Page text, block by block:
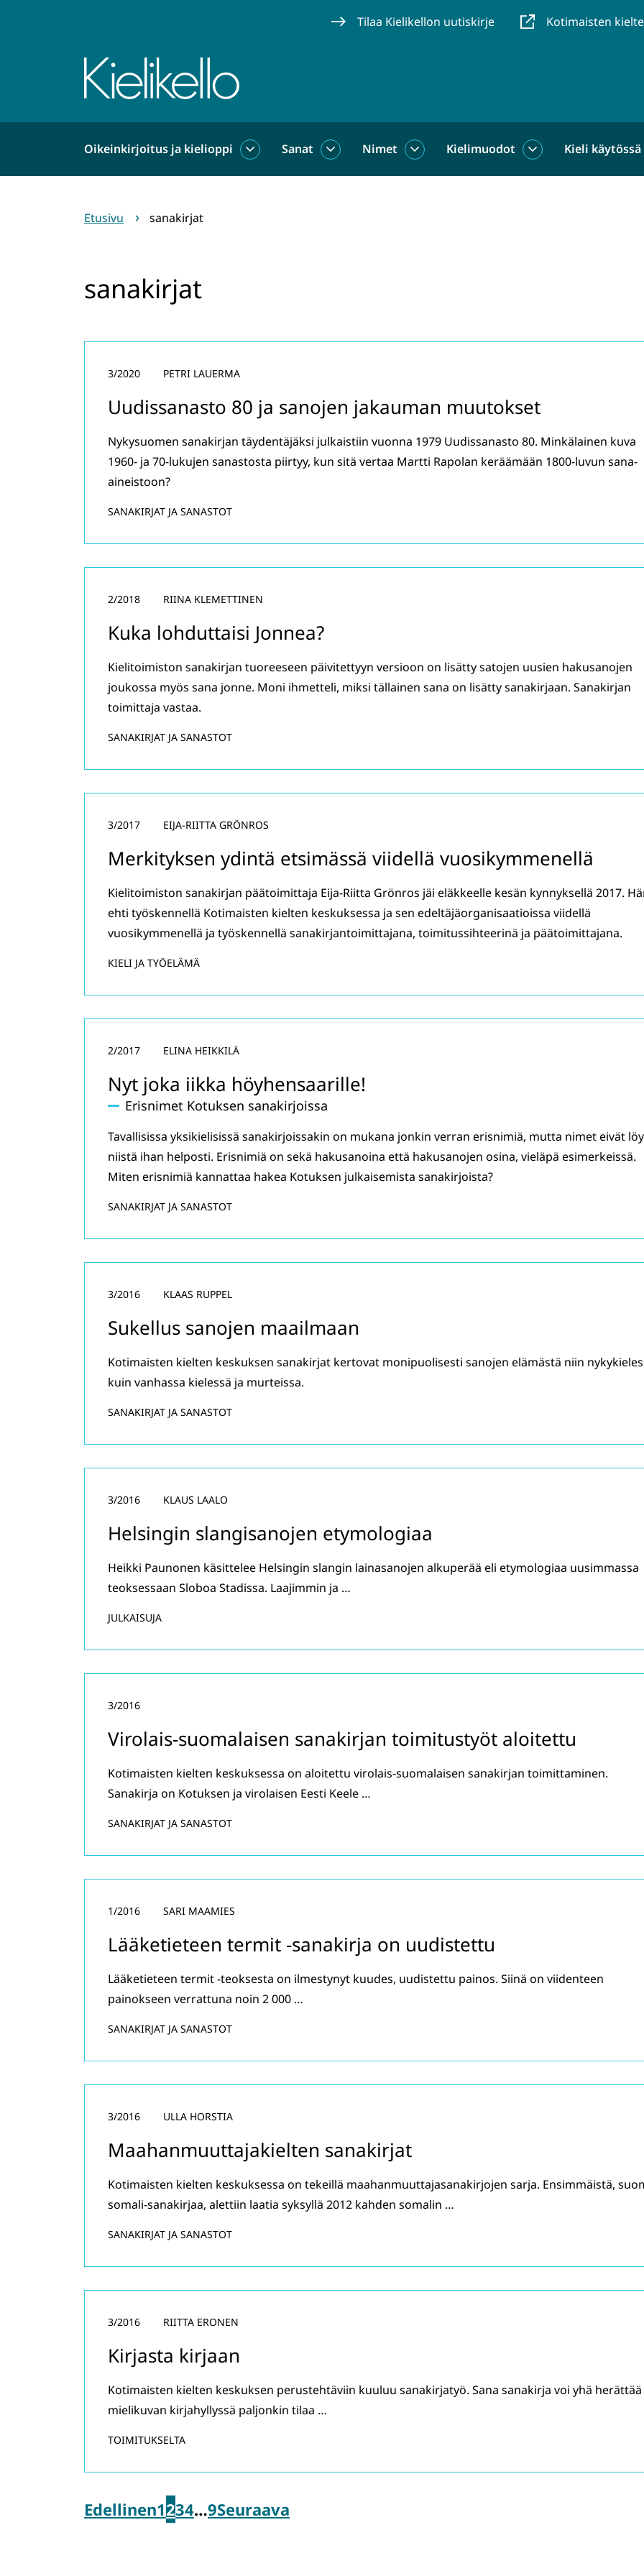
Tilaa Kielikellon uutiskirje Kotimaisten
Etusivu
Oikeinkirjoitus ja kielioppi
Oikeinkirjoitus
Sanat
Sanat
Nimet
NimetKielimuodot
KielimuodotKieli käytössä
Etusivu sanakirjat
sanakirjat
Uudissanasto 80 ja sanojen jakauman muutokset
3/2020 PETRI LAUERMA
Nykysuomen sanakirjan täydentäjäksi julkaistiin vuonna 1979 Uudissanasto 80. Minkälainen kuva
1960- ja 70-lukujen sanastosta piirtyy, kun sitä vertaa Martti Rapolan keräämään 1800-luvun sana-
aineistoon?
SANAKIRJAT JA SANASTOT
Kuka lohduttaisi Jonnea?
2/2018 RIINA KLEMETTINEN
Kielitoimiston sanakirjan tuoreeseen päivitettyyn versioon on lisätty satojen uusien hakusanojen
joukossa myös sana jonne. Moni ihmetteli, miksi tällainen sana on lisätty sanakirjaan. Sanakirjan
toimittaja vastaa.
SANAKIRJAT JA SANASTOT
Merkityksen ydintä etsimässä viidellä vuosikymmenellä
3/2017 EIJA-RIITTA GRÖNROS
Kielitoimiston sanakirjan päätoimittaja Eija-Riitta Grönros jäi eläkkeelle kesän kynnyksellä 2017.
ehti työskennellä Kotimaisten kielten keskuksessa ja sen edeltäjäorganisaatioissa viidellä
vuosikymmenellä ja työskennellä sanakirjantoimittajana, toimitussihteerinä ja päätoimittajana.
KIELI JA TYÖELÄMÄ
Nyt joka iikka höyhensaarille!
Erisnimet Kotuksen sanakirjoissa
2/2017 ELINA HEIKKILÄ
Tavallisissa yksikielisissä sanakirjoissakin on mukana jonkin verran erisnimiä, mutta nimet eivät
niistä ihan helposti. Erisnimiä on sekä hakusanoina että hakusanojen osina, vieläpä esimerkeissä.
Miten erisnimiä kannattaa hakea Kotuksen julkaisemista sanakirjoista?
SANAKIRJAT JA SANASTOT
Sukellus sanojen maailmaan
3/2016 KLAAS RUPPEL
Kotimaisten kielten keskuksen sanakirjat kertovat monipuolisesti sanojen elämästä niin
kuin vanhassa kielessä ja murteissa.
SANAKIRJAT JA SANASTOT
Helsingin slangisanojen etymologiaa
3/2016 KLAUS LAALO
Heikki Paunonen käsittelee Helsingin slangin lainasanojen alkuperää eli etymologiaa uusimmassa
teoksessaan Sloboa Stadissa. Laajimmin ja …
JULKAISUJA
Virolais-suomalaisen sanakirjan toimitustyöt aloitettu
3/2016
Kotimaisten kielten keskuksessa on aloitettu virolais-suomalaisen sanakirjan toimittaminen.
Sanakirja on Kotuksen ja virolaisen Eesti Keele …
SANAKIRJAT JA SANASTOT
Lääketieteen termit -sanakirja on uudistettu
1/2016 SARI MAAMIES
Lääketieteen termit -teoksesta on ilmestynyt kuudes, uudistettu painos. Siinä on viidenteen
painokseen verrattuna noin 2 000 …
SANAKIRJAT JA SANASTOT
Maahanmuuttajakielten sanakirjat
3/2016 ULLA HORSTIA
Kotimaisten kielten keskuksessa on tekeillä maahanmuuttajasanakirjojen sarja. Ensimmäistä,
somali-sanakirjaa, alettiin laatia syksyllä 2012 kahden somalin …
SANAKIRJAT JA SANASTOT
Kirjasta kirjaan
3/2016 RIITTA ERONEN
Kotimaisten kielten keskuksen perustehtäviin kuuluu sanakirjatyö. Sana sanakirja voi yhä herättää
mielikuvan kirjahyllyssä paljonkin tilaa …
TOIMITUKSELTA
Edellinen1234…9Seuraava